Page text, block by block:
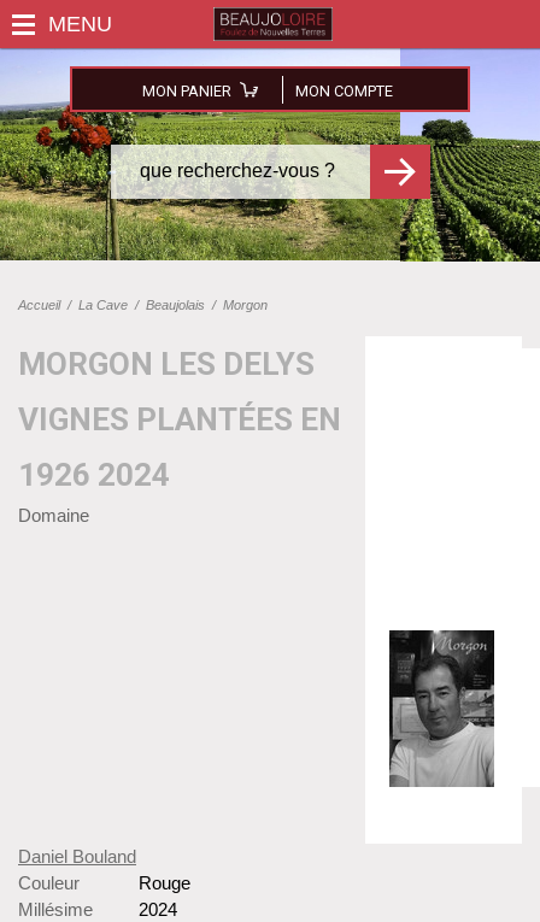
MON PANIER MON COMPTE
Accueil/ La Cave / Beaujolais / Morgon
MORGON LES DELYS
VIGNES PLANTÉES EN
1926 2024
Domaine
Daniel Bouland
Couleur
Rouge
Millésime
2024